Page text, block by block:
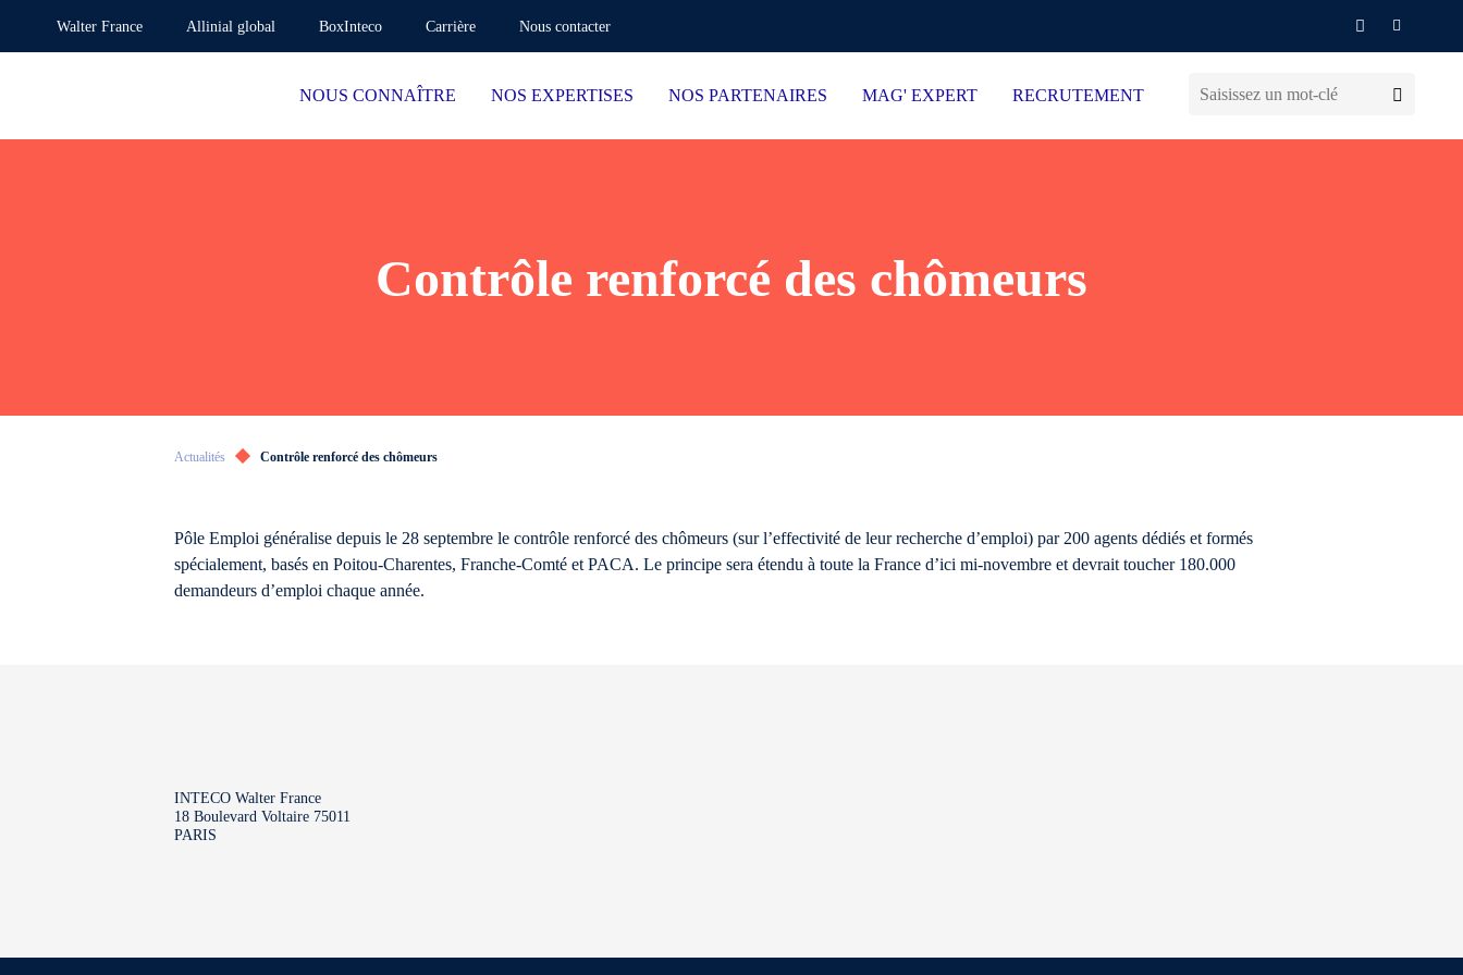
Walter France Allinial global BoxInteco Carrière Nous contacter
NOUS CONNAÎTRE NOS EXPERTISES NOS PARTENAIRES MAG' EXPERT RECRUTEMENT
Contrôle renforcé des chômeurs
Actualités Contrôle renforcé des chômeurs
Pôle Emploi généralise depuis le 28 septembre le contrôle renforcé des chômeurs (sur l’effectivité de leur recherche d’emploi) par 200 agents dédiés et formés
spécialement, basés en Poitou-Charentes, Franche-Comté et PACA. Le principe sera étendu à toute la France d’ici mi-novembre et devrait toucher 180.000
demandeurs d’emploi chaque année.
INTECO Walter France
18 Boulevard Voltaire 75011
PARIS